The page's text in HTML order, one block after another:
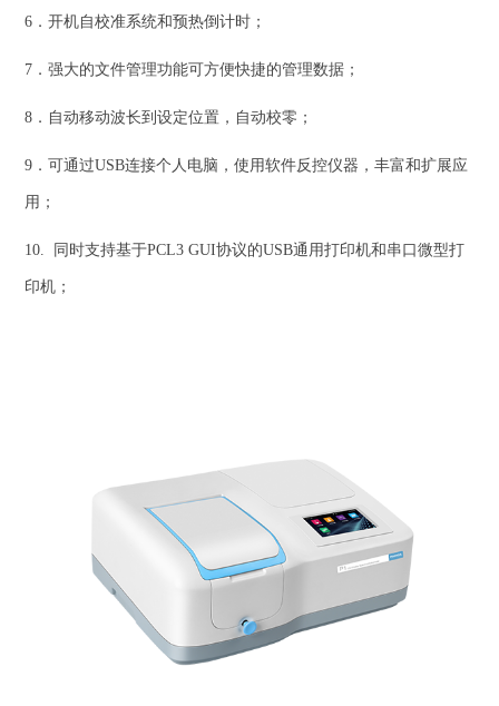
6．开机自校准系统和预热倒计时；
7．强大的文件管理功能可方便快捷的管理数据；
8．自动移动波长到设定位置，自动校零；
9．可通过USB连接个人电脑，使用软件反控仪器，丰富和扩展应
用；
10. 同时支持基于PCL3 GUI协议的USB通用打印机和串口微型打
印机；